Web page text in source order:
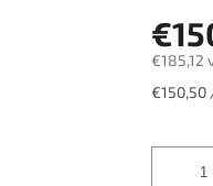
€185,12
€150,50